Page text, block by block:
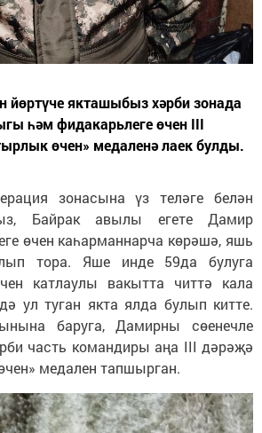
йөртүче якташыбыз хәрби зонада
һәм фидакарьлеге өчен III
өчен» медаленә лаек булды.
зонасына үз теләге белән
Байрак авылы егете Дамир
өчен каһарманнарча көрәшә, яшь
тора. Яше инде 59да булуга
катлаулы вакытта читтә кала
ул туган якта ялда булып китте.
баруга, Дамирны сөенечле
часть командиры аңа III дәрәҗә
медален тапшырган.